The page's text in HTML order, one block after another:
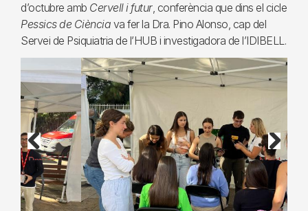
d’octubre amb Cervell i futur, conferència que dins el cicle
Pessics de Ciència va fer la Dra. Pino Alonso, cap del
Servei de Psiquiatria de l’HUB i investigadora de l’IDIBELL.
Previous Next